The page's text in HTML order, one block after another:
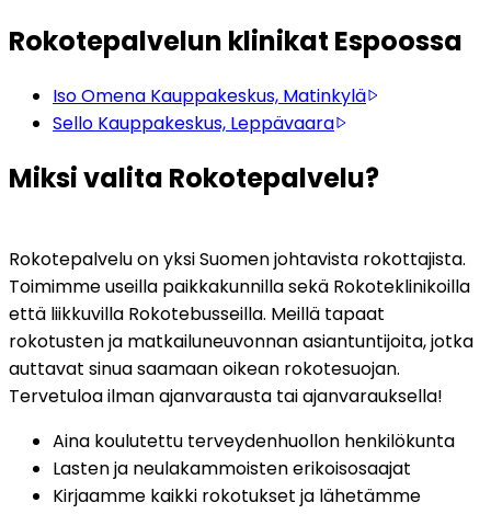
Rokotepalvelun klinikat Espoossa
Iso Omena Kauppakeskus, Matinkylä
Sello Kauppakeskus, Leppävaara
Miksi valita Rokotepalvelu?
Rokotepalvelu on yksi Suomen johtavista rokottajista.
Toimimme useilla paikkakunnilla sekä Rokoteklinikoilla
että liikkuvilla Rokotebusseilla. Meillä tapaat
rokotusten ja matkailuneuvonnan asiantuntijoita, jotka
auttavat sinua saamaan oikean rokotesuojan.
Tervetuloa ilman ajanvarausta tai ajanvarauksella!
Aina koulutettu terveydenhuollon henkilökunta
Lasten ja neulakammoisten erikoisosaajat
Kirjaamme kaikki rokotukset ja lähetämme